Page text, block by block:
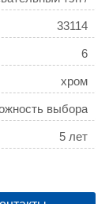
электрический
кабель
33114
6
хром
выбора
5 лет
70